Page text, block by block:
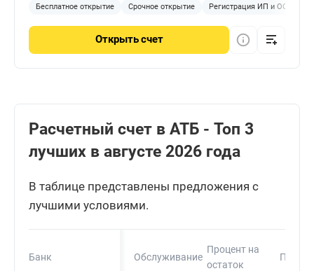
Бесплатное открытие Срочное открытие Регистрация ИП и ООО
Открытьсчет
Расчетный счет в АТБ - Топ 3
лучших в августе 2026 года
В таблице представлены предложения с
лучшими условиями.
Банк Обслуживание
Процент на
остаток